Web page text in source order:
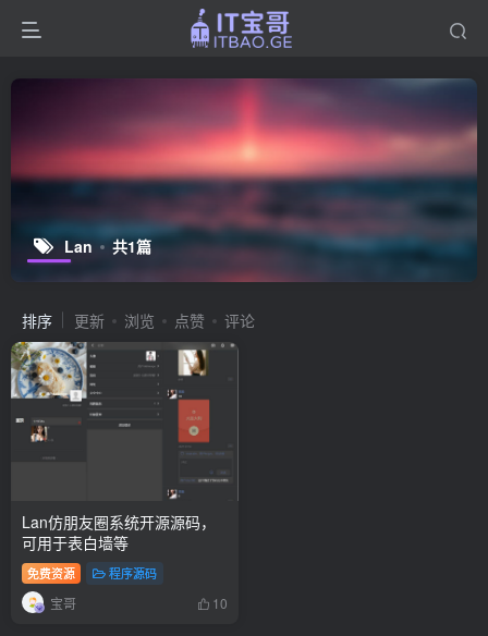
Lan 共1篇
排序 更新 浏览 点赞 评论
Lan仿朋友圈系统开源源码，
可用于表白墙等
免费资源 程序源码
宝哥 10